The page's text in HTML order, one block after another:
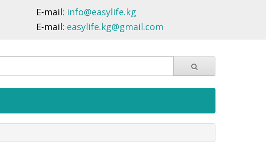
E-mail: info@easylife.kg
E-mail: easylife.kg@gmail.com